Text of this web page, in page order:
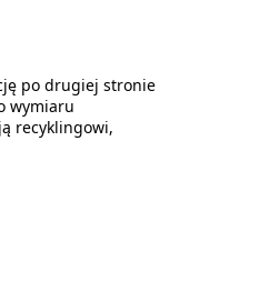
po drugiej stronie
wymiaru
recyklingowi,